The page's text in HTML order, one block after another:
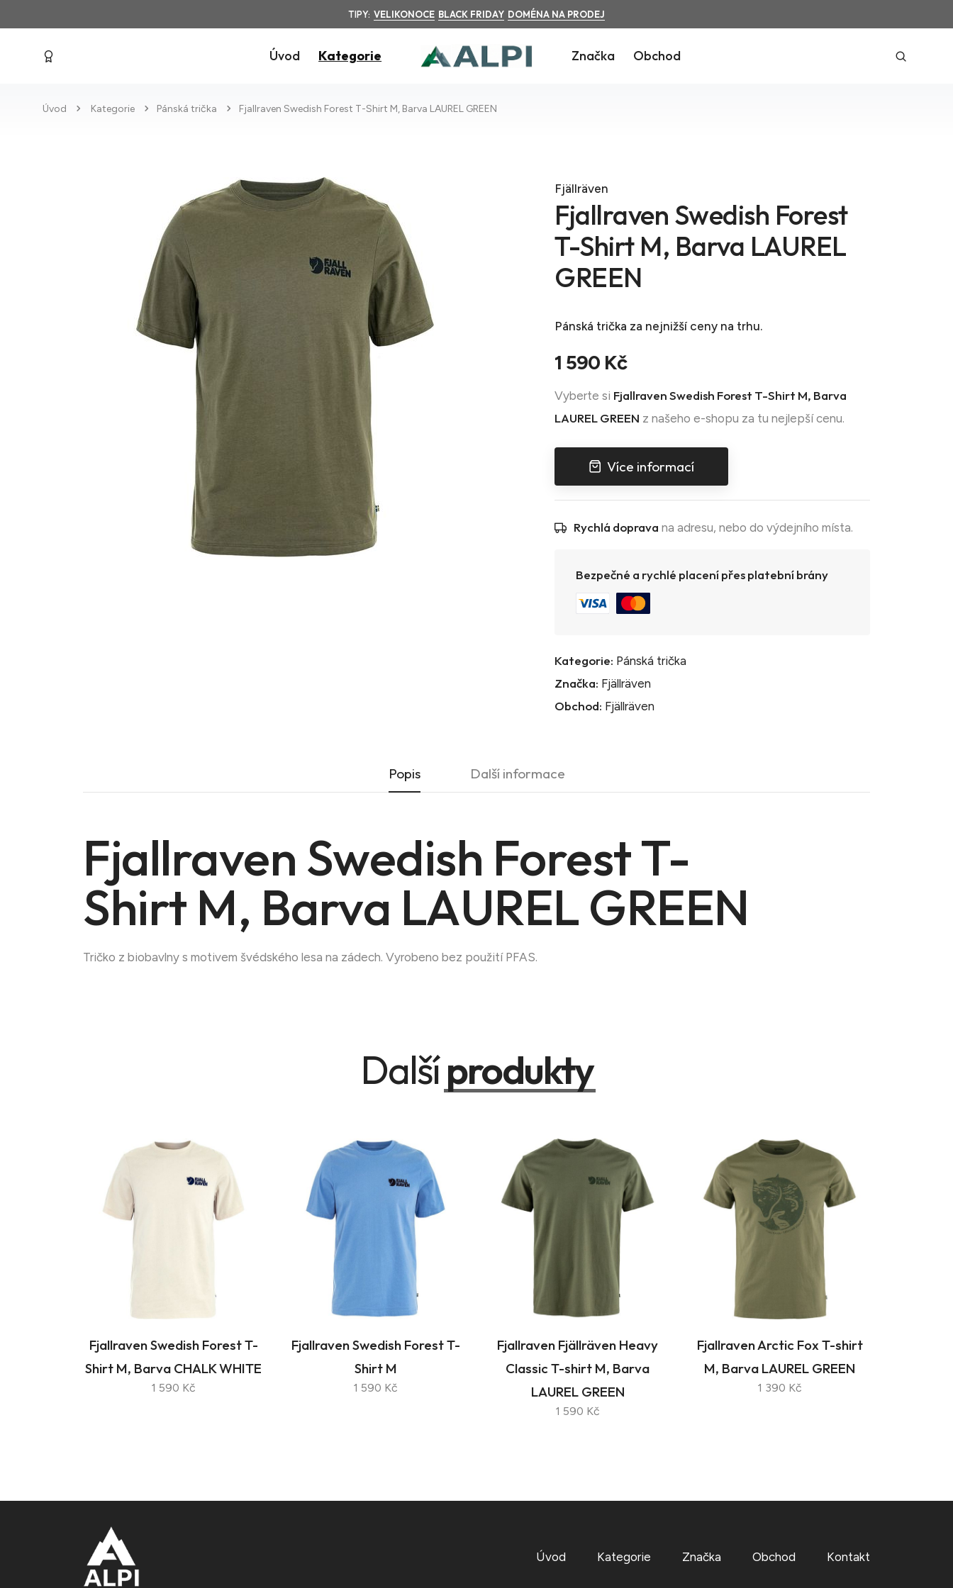
TIPY: VELIKONOCE BLACK FRIDAY DOMÉNA NA PRODEJ
Úvod Kategorie Značka Obchod
Úvod Kategorie Pánská trička Fjallraven Swedish Forest T-Shirt M, Barva LAUREL GREEN
Fjällräven
Fjallraven Swedish Forest
T-Shirt M, Barva LAUREL
GREEN
Pánská trička za nejnižší ceny na trhu.
1 590 Kč
Vyberte si Fjallraven Swedish Forest T-Shirt M, Barva
LAUREL GREEN z našeho e-shopu za tu nejlepší cenu.
Více informací
Rychlá doprava na adresu, nebo do výdejního místa.
Bezpečné a rychlé placení přes platební brány
Kategorie: Pánská trička
Značka: Fjällräven
Obchod: Fjällräven
Popis Další informace
Fjallraven Swedish Forest T-
Shirt M, Barva LAUREL GREEN
Tričko z biobavlny s motivem švédského lesa na zádech. Vyrobeno bez použití PFAS.
Dalšíprodukty
Fjallraven Swedish Forest T-
Shirt M, Barva CHALK WHITE
1 590 Kč
Fjallraven Swedish Forest T-
Shirt M
1 590 Kč
Fjallraven Fjällräven Heavy
Classic T-shirt M, Barva
LAUREL GREEN
1 590 Kč
Fjallraven Arctic Fox T-shirt
M, Barva LAUREL GREEN
1 390 Kč
Úvod Kategorie Značka Obchod Kontakt